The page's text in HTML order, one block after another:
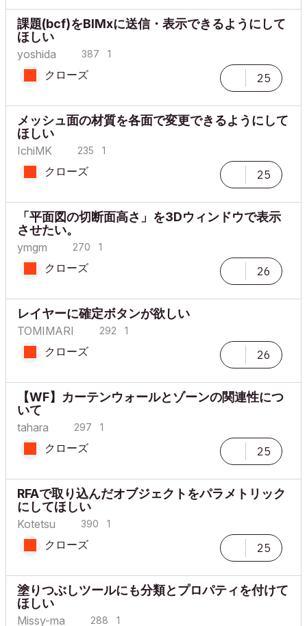
課題(bcf)をBIMxに送信・表示できるようにして
ほしい
yoshida 387 1
クローズ 25
メッシュ面の材質を各面で変更できるようにして
ほしい
IchiMK 235 1
クローズ 25
「平面図の切断面高さ」を3Dウィンドウで表示
させたい。
ymgm 270 1
クローズ 26
レイヤーに確定ボタンが欲しい
TOMIMARI 292 1
クローズ 26
【WF】カーテンウォールとゾーンの関連性につ
いて
tahara 297 1
クローズ 25
RFAで取り込んだオブジェクトをパラメトリック
にしてほしい
Kotetsu 390 1
クローズ 25
塗りつぶしツールにも分類とプロパティを付けて
ほしい
Missy-ma 288 1